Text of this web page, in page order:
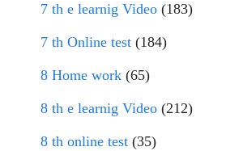
7 th e learnig Video (183)
7 th Online test (184)
8 Home work (65)
8 th e learnig Video (212)
8 th online test (35)